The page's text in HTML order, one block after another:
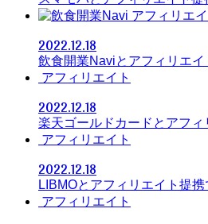
アフィリエイ
2022.12.18
飲食開業Naviとアフィリエ
アフィリエイト
2022.12.18
楽天ゴールドカードとアフ
アフィリエイト
2022.12.18
LIBMOとアフィリエイト提
アフィリエイト